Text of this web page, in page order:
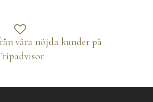
våra nöjda kunder på